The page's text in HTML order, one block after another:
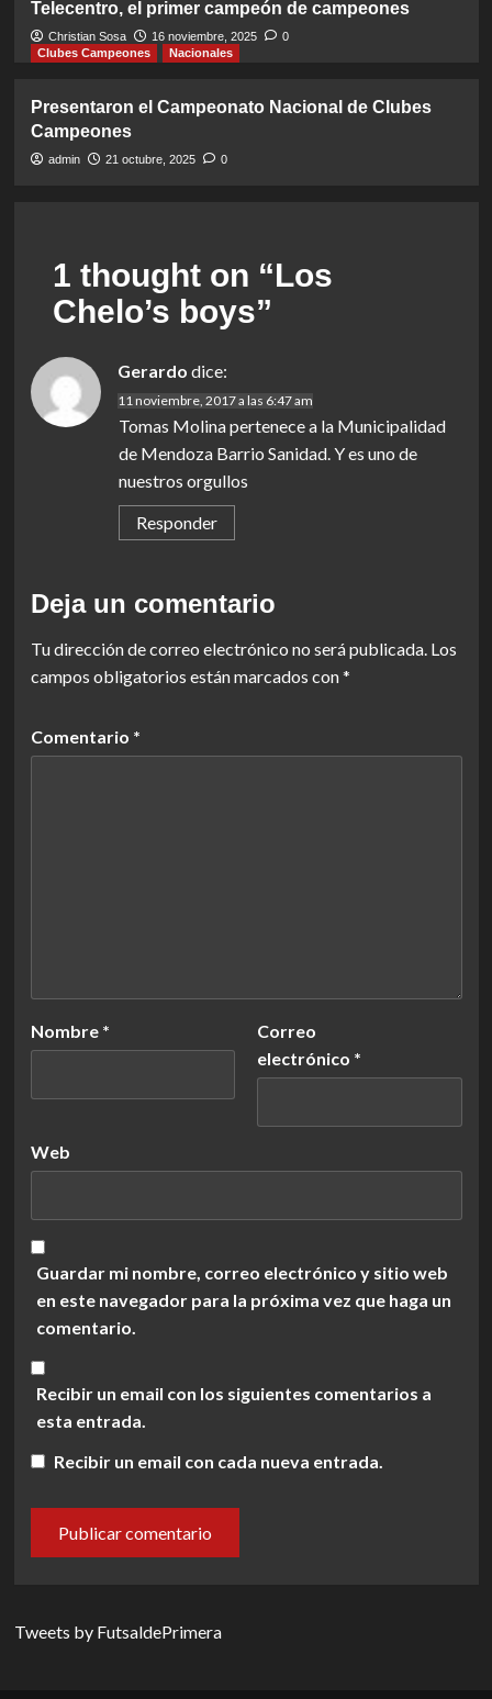
Telecentro, el primer campeón de campeones
Christian Sosa 16 noviembre, 2025
0
Clubes Campeones
Nacionales
Presentaron el Campeonato Nacional de Clubes
Campeones
admin 21 octubre, 2025 0
1 thought on “Los
Chelo’s boys”
Gerardo dice:
11 noviembre, 2017 a las 6:47 am
Tomas Molina pertenece a la Municipalidad
de Mendoza Barrio Sanidad. Y es uno de
nuestros orgullos
Responder
Deja un comentario
Tu dirección de correo electrónico no será publicada. Los
campos obligatorios están marcados con*
Comentario *
Nombre *
Correo
electrónico *
Web
Guardar mi nombre, correo electrónico y sitio web
en este navegador para la próxima vez que haga un
comentario.
Recibir un email con los siguientes comentarios a
esta entrada.
Recibir un email con cada nueva entrada.
Tweets by FutsaldePrimera